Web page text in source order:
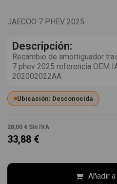
JAECOO 7 PHEV 2025
Descripción:
Recambio de amortiguador
7 phev 2025 referencia OEM
202002022AA
Ubicación: Desconocida
28,00 € Sin IVA
33,88 €
Añadir